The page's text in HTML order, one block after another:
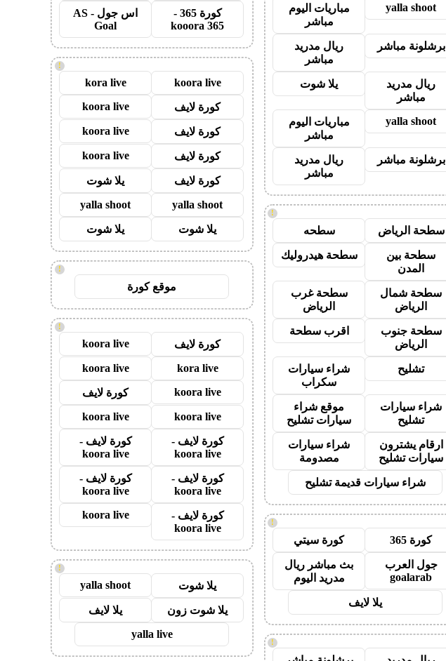
yalla shoot
مباريات اليوم
مباشر
برشلونة مباشر
ريال مدريد
مباشر
ريال مدريد
مباشر
يلا شوت
yalla shoot
مباريات اليوم
مباشر
برشلونة مباشر
ريال مدريد
مباشر
!
سطحة الرياض سطحه
سطحة بين
المدن
سطحة هيدروليك
سطحة شمال
الرياض
سطحة غرب
الرياض
سطحة جنوب
الرياض
اقرب سطحة
تشليح
شراء سيارات
سكراب
شراء سيارات
تشليح
موقع شراء
سيارات تشليح
ارقام يشترون
سيارات تشليح
شراء سيارات
مصدومة
شراء سيارات قديمة تشليح
!
كورة 365 كورة سيتي
جول العرب
goalarab
بث مباشر ريال
مدريد اليوم
يلا لايف
!
كورة 365 -
kooora 365
اس جول - AS
Goal
!
koora live
kora live
كورة لايف koora live
كورة لايف koora live
كورة لايف koora live
كورة لايف
يلا شوت
yalla shoot
yalla shoot
يلا شوت يلا شوت
!
موقع كورة
!
كورة لايف koora live
kora live
koora live
koora live
كورة لايف
koora live
koora live
كورة لايف -
koora live
كورة لايف -
koora live
كورة لايف -
koora live
كورة لايف -
koora live
كورة لايف -
koora live
koora live
!
يلا شوت yalla shoot
يلا شوت زون
يلا لايف
yalla live